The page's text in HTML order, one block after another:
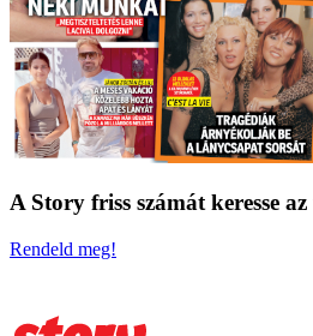
A Story friss számát keresse
Rendeld meg!